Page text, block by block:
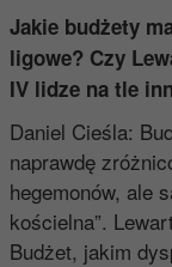
Jakie budżety
ligowe? Czy
IV lidze na tle
Daniel Cieśla:
naprawdę
hegemonów, ale
kościelna”.
Budżet, jakim